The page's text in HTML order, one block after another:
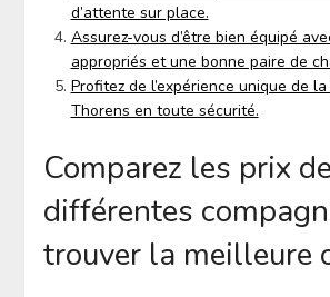
d’attente sur place.
Assurez-vous d’être bien équipé
appropriés et une bonne paire de
Profitez de l’expérience unique de
Thorens en toute sécurité.
Comparez les prix
différentes
trouver la meilleure